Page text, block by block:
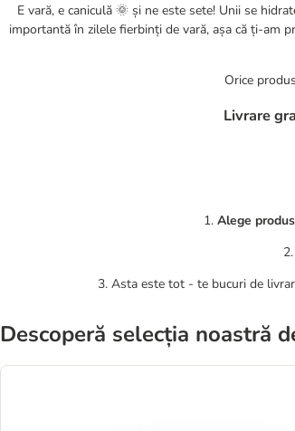
E vară, e caniculă 🌞 și ne este sete! Unii se
importantă în zilele fierbinți de vară, așa că ți-am
Orice
Livrare
1.Alege
3. Asta este tot - te bucuri de
Descoperă selecția noastră